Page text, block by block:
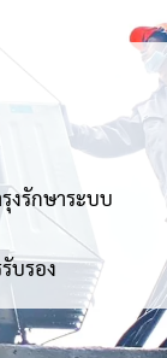
งรักษาระบบ
บรอง